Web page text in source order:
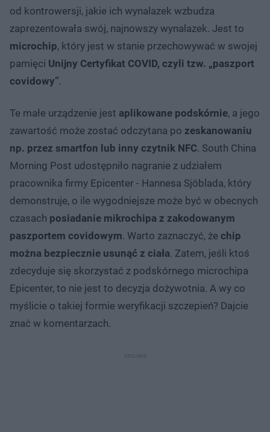
od kontrowersji, jakie ich wynalazek wzbudza
zaprezentowała swój, najnowszy wynalazek. Jest to
microchip, który jest w stanie przechowywać w swojej
pamięci Unijny Certyfikat COVID, czyli tzw. „paszport
covidowy”.
Te małe urządzenie jest aplikowane podskórnie, a jego
zawartość może zostać odczytana po zeskanowaniu
np. przez smartfon lub inny czytnik NFC. South China
Morning Post udostępniło nagranie z udziałem
pracownika firmy Epicenter - Hannesa Sjöblada, który
demonstruje, o ile wygodniejsze może być w obecnych
czasach posiadanie mikrochipa z zakodowanym
paszportem covidowym. Warto zaznaczyć, że chip
można bezpiecznie usunąć z ciała. Zatem, jeśli ktoś
zdecyduje się skorzystać z podskórnego microchipa
Epicenter, to nie jest to decyzja dożywotnia. A wy co
myślicie o takiej formie weryfikacji szczepień? Dajcie
znać w komentarzach.